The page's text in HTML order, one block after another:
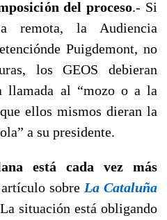
del proceso.- Si
remota, la Audiencia
Puigdemont, no
los GEOS debieran
llamada al “mozo o a la
ellos mismos dieran la
a su presidente.
está cada vez más
sobre La Cataluña
situación está obligando